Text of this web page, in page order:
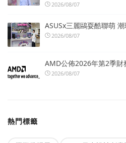
2026/08/07
ASUSx三麗鷗耍酷聯萌
2026/08/07
AMD公佈2026年第2季財
2026/08/07
熱門標籤